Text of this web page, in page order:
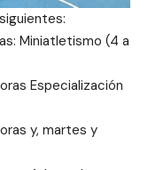
Miniatletismo (4 a
Especialización
y, martes y